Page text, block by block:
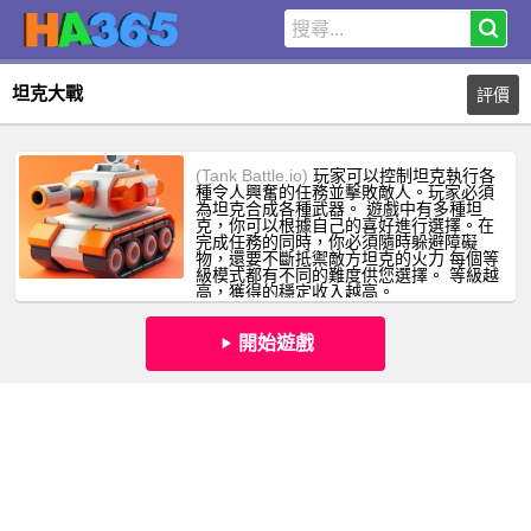
坦克大戰 評價
(Tank Battle.io) 玩家可以控制坦克執行各
種令人興奮的任務並擊敗敵人。玩家必須
為坦克合成各種武器。 遊戲中有多種坦
克，你可以根據自己的喜好進行選擇。在
完成任務的同時，你必須隨時躲避障礙
物，還要不斷抵禦敵方坦克的火力 每個等
級模式都有不同的難度供您選擇。 等級越
高，獲得的穩定收入越高。
開始遊戲